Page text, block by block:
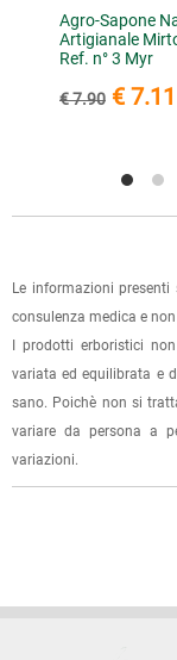
non uso
quando ho
solo
1
Per scegliere
negozio" al
spedizione, in
spese di
La spedizione è
oppure dalla
dell'ordine e lo
Per qualsiasi
Agro-Sapone
Artigianale
Ref. n° 3 Myr
€ 7.90 € 7.11
Le informazioni
consulenza medica e
I prodotti erboristici
variata ed equilibrata e
sano. Poichè non si
variare da persona a
variazioni.